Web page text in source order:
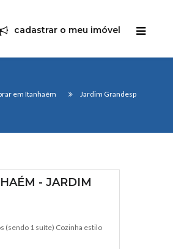
cadastrar o meu imóvel
em Itanhaém Jardim Grandesp
- JARDIM
(sendo 1 suíte) Cozinha estilo